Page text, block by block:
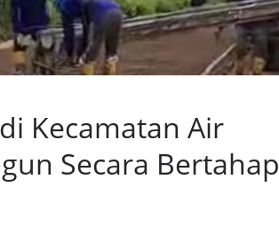
Kecamatan Air
Secara Bertahap